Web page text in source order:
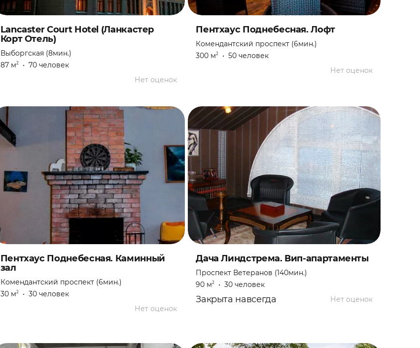
Lancaster Court Hotel (Ланкастер
Корт Отель)
Выборгская (8мин.)
87 м2• 70 человек
Нет оценок
Пентхаус Поднебесная. Лофт
Комендантский проспект (6мин.)
300 м2 •50 человек
Нет оценок
Пентхаус Поднебесная. Каминный
зал
Комендантский проспект (6мин.)
30 м2• 30 человек
Нет оценок
Дача Линдстрема. Вип-апартаменты
Проспект Ветеранов (140мин.)
90 м2 •30 человек
Нет оценок
Закрыта навсегда